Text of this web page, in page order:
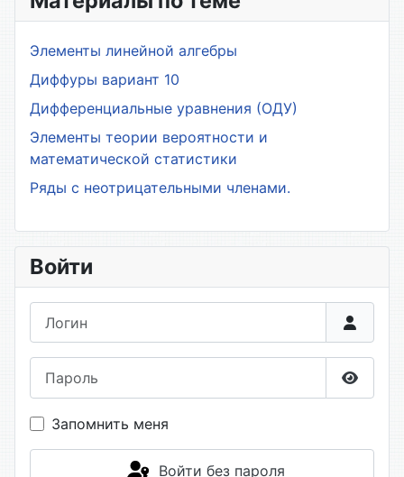
Элементы линейной алгебры
Диффуры вариант 10
Дифференциальные уравнения (ОДУ)
Элементы теории вероятности и
математической статистики
Ряды с неотрицательными членами.
Войти
Запомнить меня
Войти без пароля